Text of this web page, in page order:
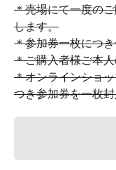
＊売場にて一度の
します。
＊参加券一枚につ
＊ご購入者様ご本
＊オンラインショ
つき参加券を一枚